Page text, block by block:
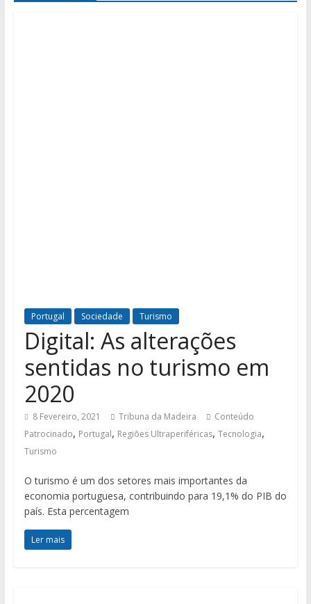
Portugal Sociedade Turismo
Digital: As alterações
sentidas no turismo em
2020
8 Fevereiro, 2021 Tribuna da Madeira
Conteúdo
Patrocinado, Portugal, Regiões Ultraperiféricas, Tecnologia,
Turismo
O turismo é um dos setores mais importantes da
economia portuguesa, contribuindo para 19,1% do PIB do
país. Esta percentagem
Ler mais